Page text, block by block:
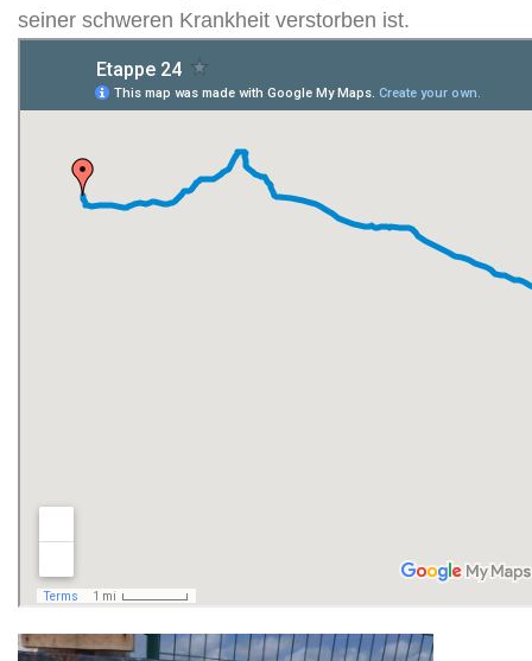
seiner schweren Krankheit verstorben ist.